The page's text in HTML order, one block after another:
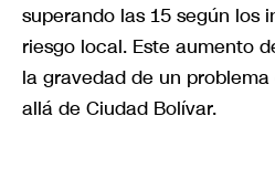
superando las 15 según los
riesgo local. Este aumento
la gravedad de un
allá de Ciudad Bolívar.